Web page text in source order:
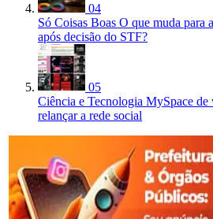
04
Só Coisas Boas O que muda para
após decisão do STF?
05
Ciência e Tecnologia MySpace de
relançar a rede social